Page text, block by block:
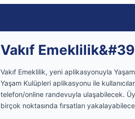
Vakıf
Vakıf Emeklilik, yeni aplikasyonuyla
Yaşam Kulüpleri aplikasyonu ile
telefon/online randevuyla ulaşabilecek.
birçok noktasında fırsatları